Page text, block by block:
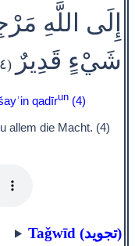
إِلَى اللَّهِ
شَيْءٍ قَدِيرٌ (٤)
qadīrun (4)
allem die Macht. (4)
Taǧwīd (تجويد)